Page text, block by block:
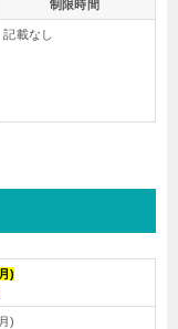
制限時間
記載なし
)
)